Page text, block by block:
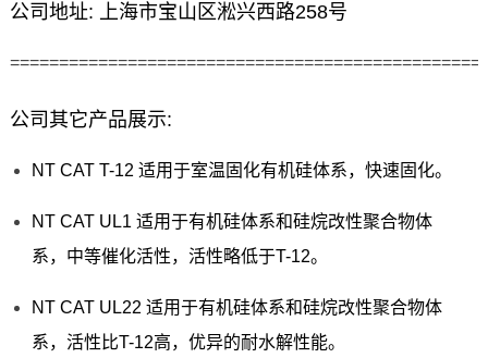
公司地址: 上海市宝山区淞兴西路258号
公司其它产品展示:
NT CAT T-12 适用于室温固化有机硅体系，快速固化。
NT CAT UL1 适用于有机硅体系和硅烷改性聚合物体
系，中等催化活性，活性略低于T-12。
NT CAT UL22 适用于有机硅体系和硅烷改性聚合物体
系，活性比T-12高，优异的耐水解性能。